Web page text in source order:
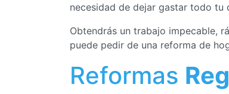
necesidad de dejar gastar todo tu
Obtendrás un trabajo impecable,
puede pedir de una reforma de
Reformas